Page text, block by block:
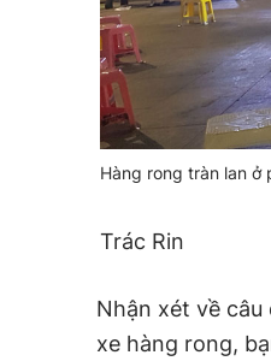
Hàng rong tràn lan ở
Trác Rin
Nhận xét về
xe hàng rong,